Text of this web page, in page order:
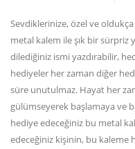
Sevdiklerinize, özel ve
metal kalem ile şık bir
dilediğiniz ismi yazdırabilir,
hediyeler her zaman diğer
süre unutulmaz. Hayat her
gülümseyerek başlamaya ve
hediye edeceğiniz bu metal
edeceğiniz kişinin, bu kaleme